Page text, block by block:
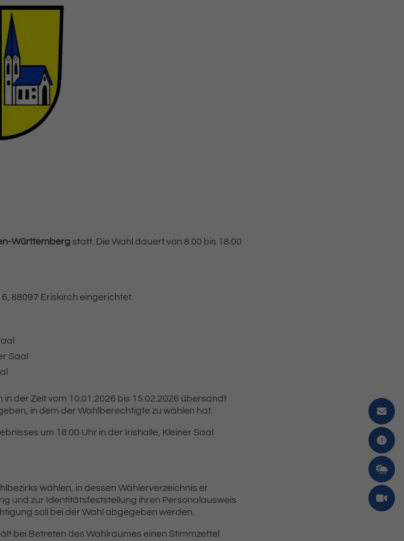
Württemberg statt. Die Wahl dauert von 8.00 bis 18.00
88097 Eriskirch eingerichtet.
Saal
der Zeit vom 10.01.2026 bis 15.02.2026 übersandt
in dem der Wahlberechtigte zu wählen hat.
um 16:00 Uhr in der Irishalle, Kleiner Saal
wählen, in dessen Wählerverzeichnis er
und zur Identitätsfeststellung ihren Personalausweis
soll bei der Wahl abgegeben werden.
bei Betreten des Wahlraumes einen Stimmzettel